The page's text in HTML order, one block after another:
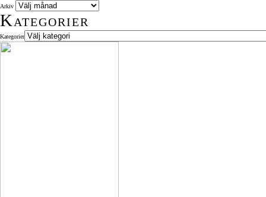
Arkiv
Kategorier
Kategorier